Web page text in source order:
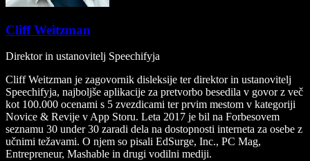
Cliff Weitzman
Direktor in ustanovitelj Speechifyja
Cliff Weitzman je zagovornik disleksije ter direktor in ustanovitelj
Speechifyja, najboljše aplikacije za pretvorbo besedila v govor z več
kot 100.000 ocenami s 5 zvezdicami ter prvim mestom v kategoriji
Novice & Revije v App Storu. Leta 2017 je bil na Forbesovem
seznamu 30 under 30 zaradi dela na dostopnosti interneta za osebe z
učnimi težavami. O njem so pisali EdSurge, Inc., PC Mag,
Entrepreneur, Mashable in drugi vodilni mediji.